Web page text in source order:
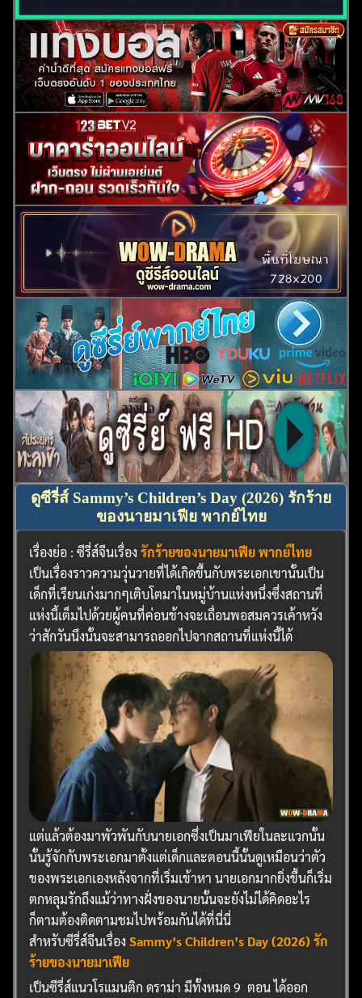
ค้นหา
สำหรับ:
ดูซีรี่ส์ Sammy’s Children’s Day (2026) รักร้าย
ของนายมาเฟีย พากย์ไทย
เรื่องย่อ : ซีรี่ส์จีนเรื่องรักร้ายของนายมาเฟีย พากย์ไทย
เป็นเรื่องราวความวุ่นวายที่ได้เกิดขึ้นกับพระเอกเขานั้นเป็น
เด็กที่เรียนเก่งมากๆเติบโตมาในหมู่บ้านแห่งหนึ่งซึ่งสถานที่
แห่งนี้เต็มไปด้วยผู้คนที่ค่อนข้างจะเถื่อนพอสมควรเค้าหวัง
ว่าสักวันนึงนั้นจะสามารถออกไปจากสถานที่แห่งนี้ได้
แต่แล้วต้องมาพัวพันกับนายเอกซึ่งเป็นมาเฟียในละแวกนั้น
นั้นรู้จักกับพระเอกมาตั้งแต่เด็กและตอนนี้นั้นดูเหมือนว่าตัว
ของพระเอกเองหลังจากที่เริ่มเข้าหา นายเอกมากยิ่งขึ้นก็เริ่ม
ตกหลุมรักถึงแม้ว่าทางฝั่งของนายนั้นจะยังไม่ได้คิดอะไร
ก็ตามต้องติดตามชมไปพร้อมกันได้ที่นี่นี่
สำหรับซีรี่ส์จีนเรื่องSammy’s Children’s Day (2026) รัก
ร้ายของนายมาเฟีย
เป็นซีรี่ส์แนวโรแมนติก ดราม่า มีทั้งหมด 9 ตอน ได้ออก